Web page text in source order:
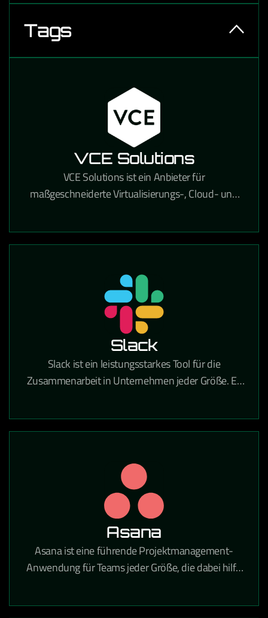
Tags
VCE Solutions
VCE Solutions ist ein Anbieter für
maßgeschneiderte Virtualisierungs-, Cloud- und
zukunftsfähig zu gestalten. Mit umfassender
Betrieb hilft VCE Solutions dabei, komplexe IT-
Prozesse zu vereinfachen, Ressourcen optimal zu
nutzen und eine stabile Grundlage für digitales
Wachstum zu schaffen.
Slack
Slack ist ein leistungsstarkes Tool für die
Zusammenarbeit in Unternehmen jeder Größe. Es
Arbeit erledigen können – ganz gleich, ob Sie in
Unternehmen tätig sind.
Asana
Asana ist eine führende Projektmanagement-
Anwendung für Teams jeder Größe, die dabei hilft,